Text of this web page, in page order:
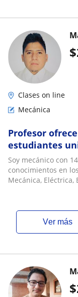
$
Clases on line
Mecánica
Profesor
estudiantes
conocimiento
Soy mecánico con
conocimientos en
Mecánica, Eléctrica,
ver más
$